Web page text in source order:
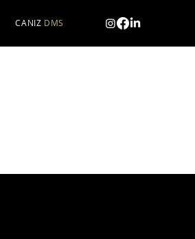
CANIZ DMS